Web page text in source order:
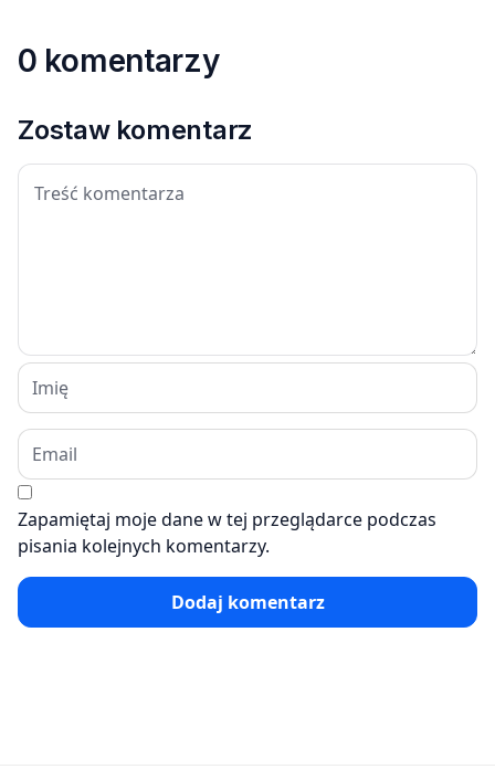
0 komentarzy
Zostaw komentarz
Zapamiętaj moje dane w tej przeglądarce podczas
pisania kolejnych komentarzy.
Dodaj komentarz